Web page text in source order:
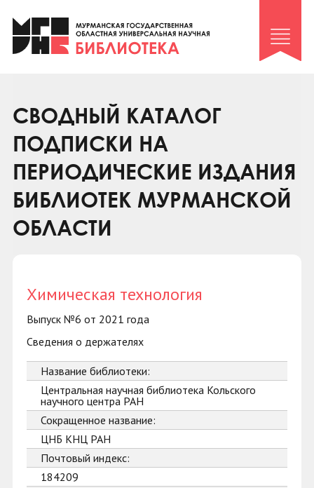
Клуб «Гиря и сельдерей»
Клуб «Семейный архив»
Коллегам
Контакты
СВОДНЫЙ КАТАЛОГ
ПОДПИСКИ НА
ПЕРИОДИЧЕСКИЕ ИЗДАНИЯ
БИБЛИОТЕК МУРМАНСКОЙ
ОБЛАСТИ
Химическая технология
Выпуск №6 от 2021 года
Сведения о держателях
Название библиотеки:
Центральная научная библиотека Кольского
научного центра РАН
Сокращенное название:
ЦНБ КНЦ РАН
Почтовый индекс:
184209